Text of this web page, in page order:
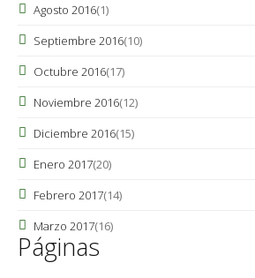
Agosto 2016(1)
Septiembre 2016(10)
Octubre 2016(17)
Noviembre 2016(12)
Diciembre 2016(15)
Enero 2017(20)
Febrero 2017(14)
Marzo 2017(16)
Páginas